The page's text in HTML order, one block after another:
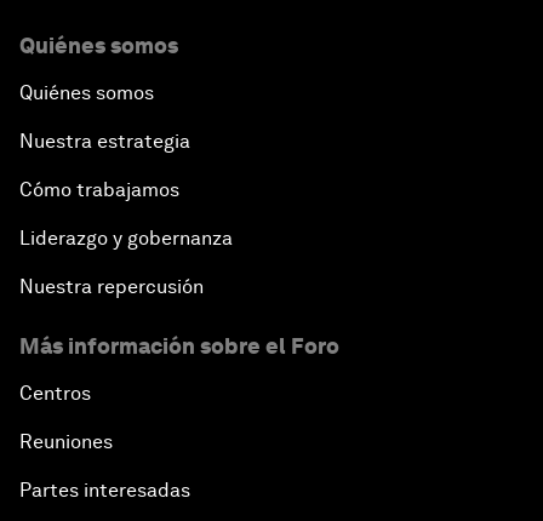
Quiénes somos
Quiénes somos
Nuestra estrategia
Cómo trabajamos
Liderazgo y gobernanza
Nuestra repercusión
Más información sobre el Foro
Centros
Reuniones
Partes interesadas